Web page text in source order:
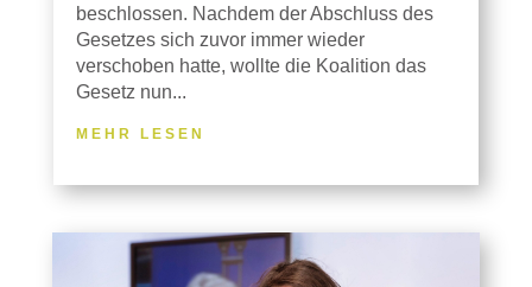
beschlossen. Nachdem der Abschluss des
Gesetzes sich zuvor immer wieder
verschoben hatte, wollte die Koalition das
Gesetz nun...
MEHR LESEN